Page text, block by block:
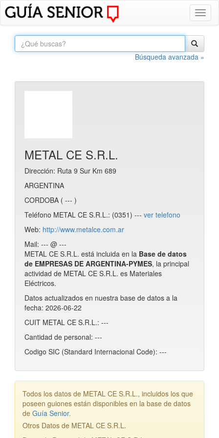
Búsqueda avanzada »
METAL CE S.R.L.
Dirección: Ruta 9 Sur Km 689
ARGENTINA
CORDOBA ( --- )
Teléfono METAL CE S.R.L.: (0351) --- ver telefono
Web: http://www.metalce.com.ar
Mail: --- @ ---
METAL CE S.R.L. está incluida en la Base de datos
de EMPRESAS DE ARGENTINA-PYMES, la principal
actividad de METAL CE S.R.L. es Materiales
Eléctricos.
Datos actualizados en nuestra base de datos a la
fecha: 2026-06-22
CUIT METAL CE S.R.L.: ---
Cantidad de personal: ---
Codigo SIC (Standard Internacional Code): ---
Todos los datos de METAL CE S.R.L., incluidos los que
poseen guiones están disponibles en la base de datos
de Guía Senior.
Otros Datos de METAL CE S.R.L.